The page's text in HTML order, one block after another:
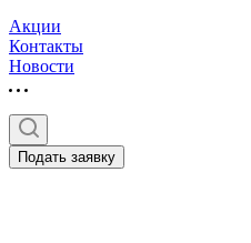
Акции
Контакты
Новости
Подать заявку